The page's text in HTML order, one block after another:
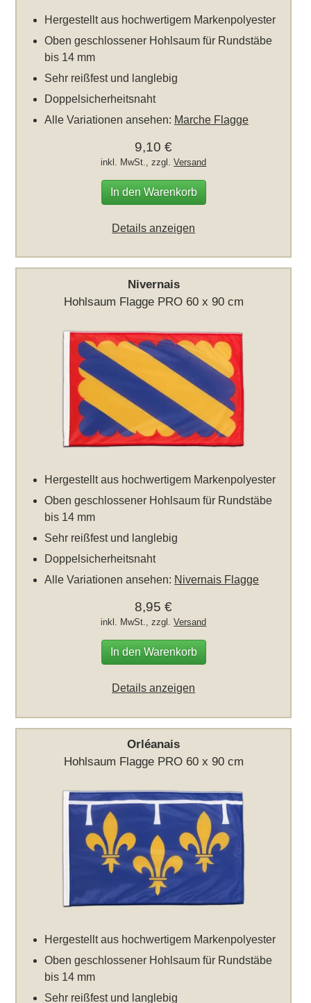
Hergestellt aus hochwertigem Markenpolyester
Oben geschlossener Hohlsaum für Rundstäbe
bis 14 mm
Sehr reißfest und langlebig
Doppelsicherheitsnaht
Alle Variationen ansehen: Marche Flagge
9,10 €
inkl. MwSt., zzgl.Versand
In den Warenkorb
Details anzeigen
Nivernais
Hohlsaum Flagge PRO 60 x 90 cm
Hergestellt aus hochwertigem Markenpolyester
Oben geschlossener Hohlsaum für Rundstäbe
bis 14 mm
Sehr reißfest und langlebig
Doppelsicherheitsnaht
Alle Variationen ansehen: Nivernais Flagge
8,95 €
inkl. MwSt., zzgl.Versand
In den Warenkorb
Details anzeigen
Orléanais
Hohlsaum Flagge PRO 60 x 90 cm
Hergestellt aus hochwertigem Markenpolyester
Oben geschlossener Hohlsaum für Rundstäbe
bis 14 mm
Sehr reißfest und langlebig